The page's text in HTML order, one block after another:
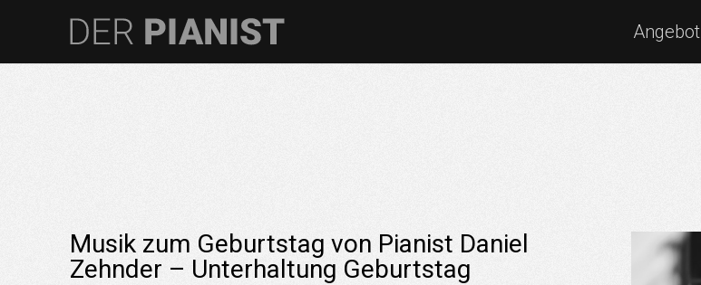
Angebot
Musik zum Geburtstag von Pianist Daniel
Zehnder – Unterhaltung Geburtstag